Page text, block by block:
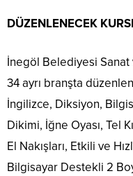
DÜZENLENECEK
İnegöl Belediyesi Sanat
34 ayrı branşta
İngilizce, Diksiyon,
Dikimi, İğne Oyası, Tel
El Nakışları, Etkili ve
Bilgisayar Destekli 2